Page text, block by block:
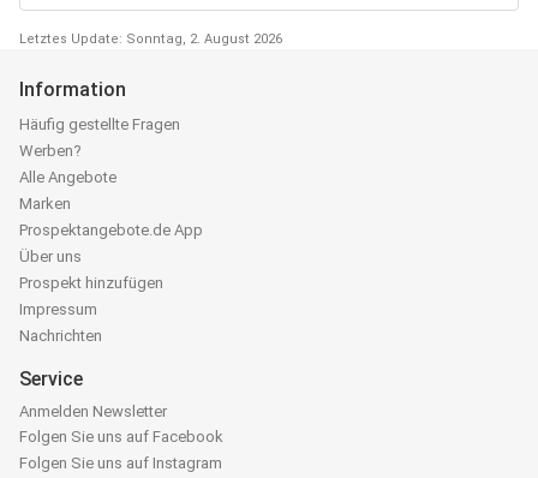
Letztes Update: Sonntag, 2. August 2026
Information
Häufig gestellte Fragen
Werben?
Alle Angebote
Marken
Prospektangebote.de App
Über uns
Prospekt hinzufügen
Impressum
Nachrichten
Service
Anmelden Newsletter
Folgen Sie uns auf Facebook
Folgen Sie uns auf Instagram